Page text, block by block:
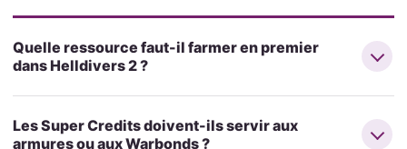
Quelle ressource faut-il farmer en premier
dans Helldivers 2 ?
Les Super Credits doivent-ils servir aux
armures ou aux Warbonds ?